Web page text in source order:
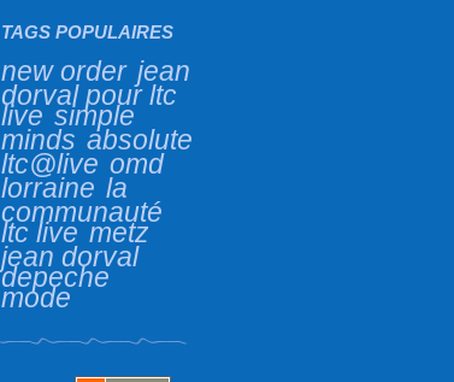
TAGS POPULAIRES
new order jean
dorval pour ltc
live simple
minds absolute
ltc@live omd
lorraine la
communauté
ltc live metz
jean dorval
depeche
mode